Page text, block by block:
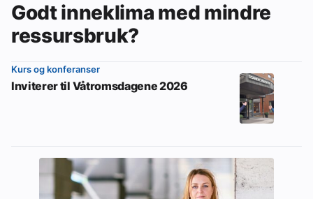
Godt inneklima med mindre
ressursbruk?
Kurs og konferanser
Inviterer til Våtromsdagene 2026